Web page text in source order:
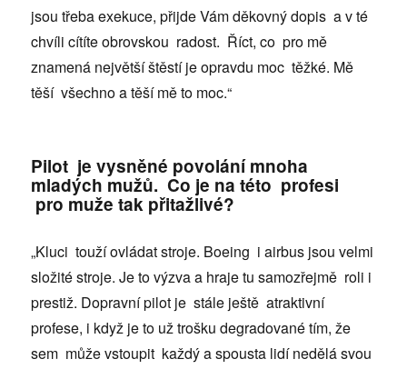
jsou třeba exekuce, přijde Vám děkovný dopis a v té
chvíli cítíte obrovskou radost. Říct, co pro mě
znamená největší štěstí je opravdu moc těžké. Mě
těší všechno a těší mě to moc.“
Pilot je vysněné povolání mnoha
mladých mužů. Co je na této profesi
pro muže tak přitažlivé?
„Kluci touží ovládat stroje. Boeing i airbus jsou velmi
složité stroje. Je to výzva a hraje tu samozřejmě roli i
prestiž. Dopravní pilot je stále ještě atraktivní
profese, i když je to už trošku degradované tím, že
sem může vstoupit každý a spousta lidí nedělá svou